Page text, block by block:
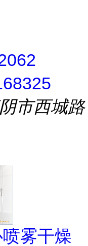
市西城路
雾干燥